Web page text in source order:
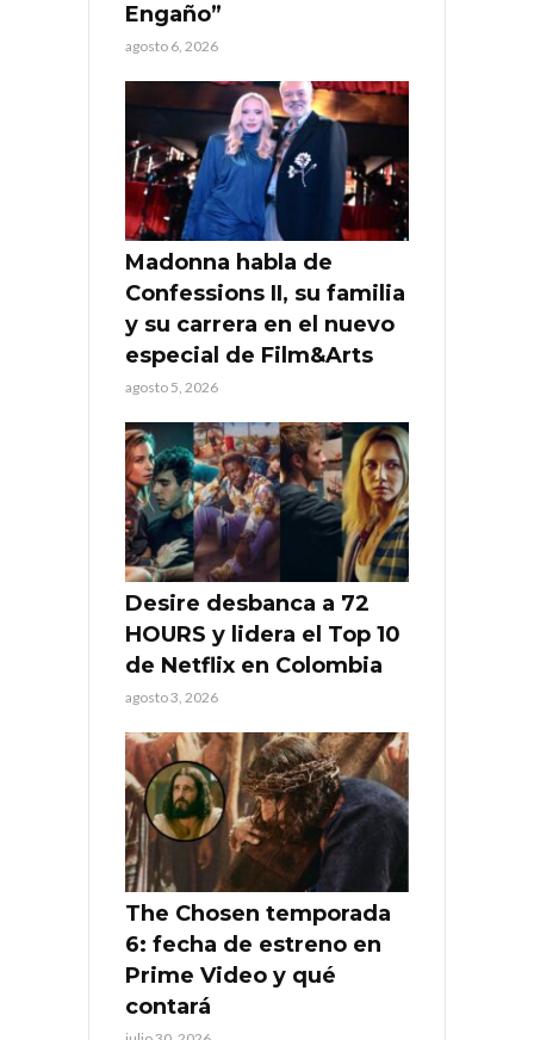
Engaño”
agosto 6, 2026
Madonna habla de
Confessions II, su familia
y su carrera en el nuevo
especial de Film&Arts
agosto 5, 2026
Desire desbanca a 72
HOURS y lidera el Top 10
de Netflix en Colombia
agosto 3, 2026
The Chosen temporada
6: fecha de estreno en
Prime Video y qué
contará